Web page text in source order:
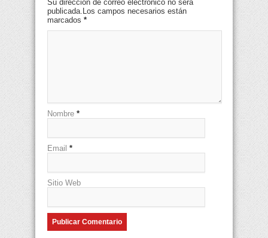
Su dirección de correo electrónico no será
publicada.Los campos necesarios están
marcados *
Nombre *
Email *
Sitio Web